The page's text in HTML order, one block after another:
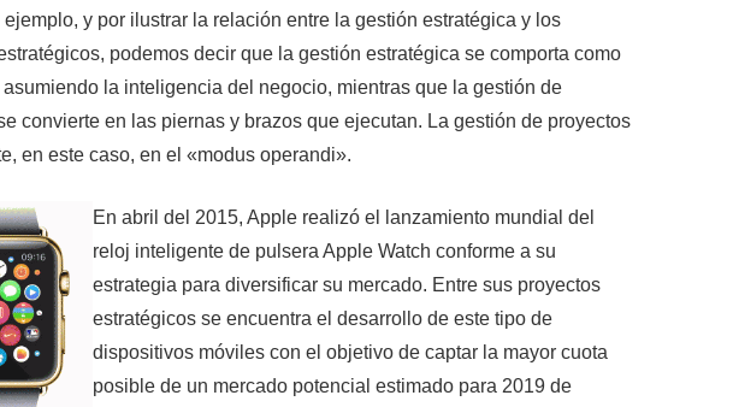
ejemplo, y por ilustrar la relación entre la gestión estratégica y los
podemos decir que la gestión estratégica se comporta como
la inteligencia del negocio, mientras que la gestión de
convierte en las piernas y brazos que ejecutan. La gestión de proyectos
en este caso, en el «modus operandi».
En abril del 2015, Apple realizó el lanzamiento mundial del
reloj inteligente de pulsera Apple Watch conforme a su
estrategia para diversificar su mercado. Entre sus proyectos
estratégicos se encuentra el desarrollo de este tipo de
dispositivos móviles con el objetivo de captar la mayor cuota
posible de un mercado potencial estimado para 2019 de